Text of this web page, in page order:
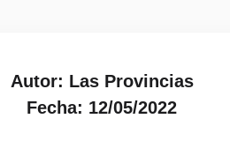
Autor: Las Provincias
Fecha: 12/05/2022